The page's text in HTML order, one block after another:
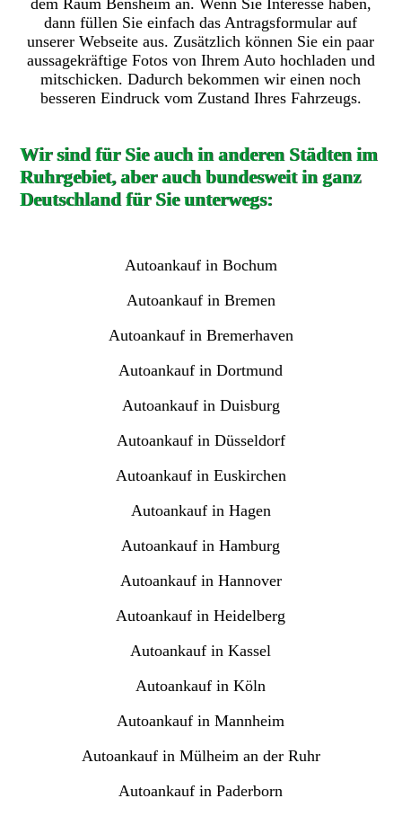
dem Raum Bensheim an. Wenn Sie Interesse haben,
dann füllen Sie einfach das Antragsformular auf
unserer Webseite aus. Zusätzlich können Sie ein paar
aussagekräftige Fotos von Ihrem Auto hochladen und
mitschicken. Dadurch bekommen wir einen noch
besseren Eindruck vom Zustand Ihres Fahrzeugs.
Wir sind für Sie auch in anderen Städten im
Ruhrgebiet, aber auch bundesweit in ganz
Deutschland für Sie unterwegs:
Autoankauf in Bochum
Autoankauf in Bremen
Autoankauf in Bremerhaven
Autoankauf in Dortmund
Autoankauf in Duisburg
Autoankauf in Düsseldorf
Autoankauf in Euskirchen
Autoankauf in Hagen
Autoankauf in Hamburg
Autoankauf in Hannover
Autoankauf in Heidelberg
Autoankauf in Kassel
Autoankauf in Köln
Autoankauf in Mannheim
Autoankauf in Mülheim an der Ruhr
Autoankauf in Paderborn